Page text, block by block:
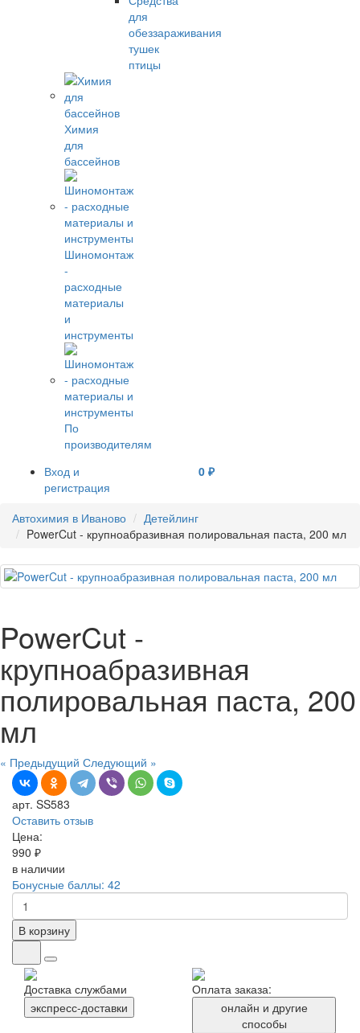
для
обеззараживания
тушек
птицы
Химия
для
бассейнов
Шиномонтаж
-
расходные
материалы
и
инструменты
По
производителям
Вход и
регистрация
0 ₽
Автохимия в Иваново
Детейлинг
PowerCut - крупноабразивная полировальная паста, 200 мл
PowerCut -
крупноабразивная
полировальная паста, 200
мл
« Предыдущий Следующий »
арт. SS583
Оставить отзыв
Цена:
990 ₽
в наличии
Бонусные баллы: 42
В корзину
Доставка службами
экспресс-доставки
Оплата заказа:
онлайн и другие
способы